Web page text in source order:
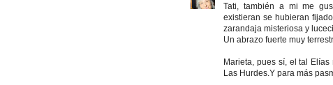
Tati, también a mi me
existieran se hubieran
zarandaja misteriosa y
Un abrazo fuerte muy
Marieta, pues sí, el tal
Las Hurdes.Y para más